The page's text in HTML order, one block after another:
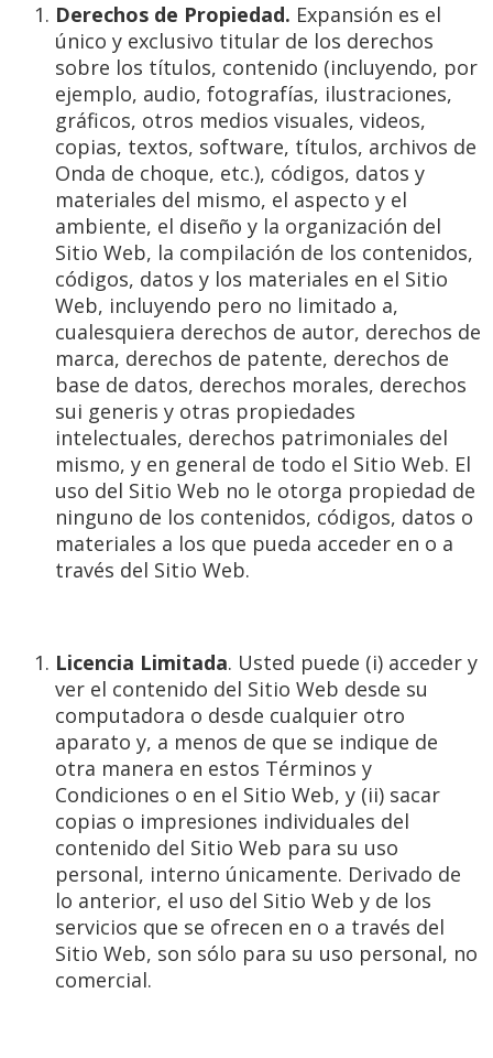
Derechos de Propiedad. Expansión es el
único y exclusivo titular de los derechos
sobre los títulos, contenido (incluyendo, por
ejemplo, audio, fotografías, ilustraciones,
gráficos, otros medios visuales, videos,
copias, textos, software, títulos, archivos de
Onda de choque, etc.), códigos, datos y
materiales del mismo, el aspecto y el
ambiente, el diseño y la organización del
Sitio Web, la compilación de los contenidos,
códigos, datos y los materiales en el Sitio
Web, incluyendo pero no limitado a,
cualesquiera derechos de autor, derechos de
marca, derechos de patente, derechos de
base de datos, derechos morales, derechos
sui generis y otras propiedades
intelectuales, derechos patrimoniales del
mismo, y en general de todo el Sitio Web. El
uso del Sitio Web no le otorga propiedad de
ninguno de los contenidos, códigos, datos o
materiales a los que pueda acceder en o a
través del Sitio Web.
Licencia Limitada. Usted puede (i) acceder y
ver el contenido del Sitio Web desde su
computadora o desde cualquier otro
aparato y, a menos de que se indique de
otra manera en estos Términos y
Condiciones o en el Sitio Web, y (ii) sacar
copias o impresiones individuales del
contenido del Sitio Web para su uso
personal, interno únicamente. Derivado de
lo anterior, el uso del Sitio Web y de los
servicios que se ofrecen en o a través del
Sitio Web, son sólo para su uso personal, no
comercial.